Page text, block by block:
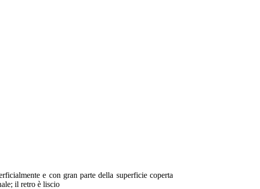
e con gran parte della superficie coperta
il retro è liscio